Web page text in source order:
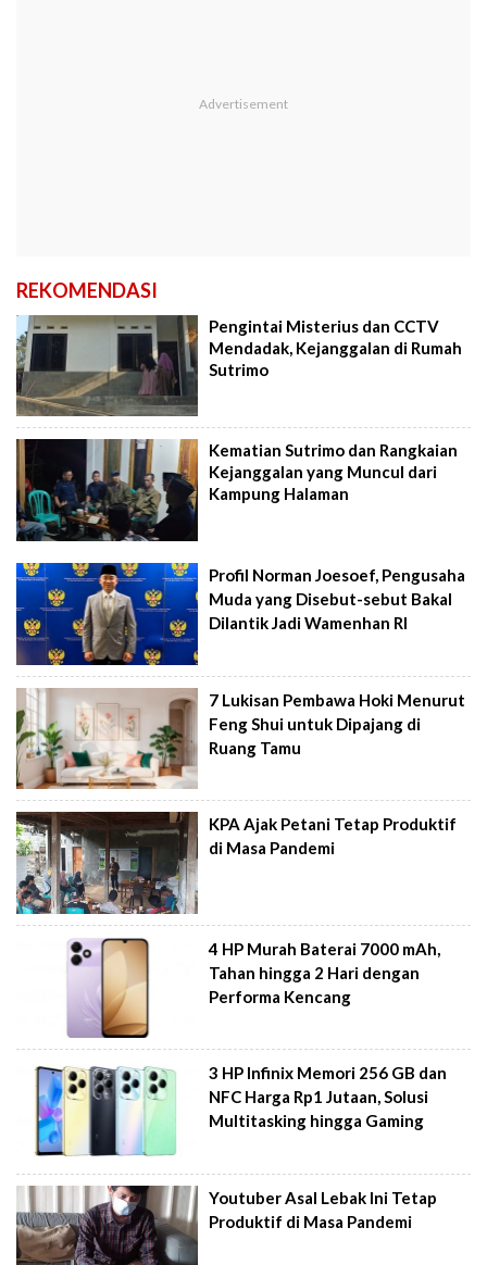
REKOMENDASI
Pengintai Misterius dan CCTV
Mendadak, Kejanggalan di Rumah
Sutrimo
Kematian Sutrimo dan Rangkaian
Kejanggalan yang Muncul dari
Kampung Halaman
Profil Norman Joesoef, Pengusaha
Muda yang Disebut-sebut Bakal
Dilantik Jadi Wamenhan RI
7 Lukisan Pembawa Hoki Menurut
Feng Shui untuk Dipajang di
Ruang Tamu
KPA Ajak Petani Tetap Produktif
di Masa Pandemi
4 HP Murah Baterai 7000 mAh,
Tahan hingga 2 Hari dengan
Performa Kencang
3 HP Infinix Memori 256 GB dan
NFC Harga Rp1 Jutaan, Solusi
Multitasking hingga Gaming
Youtuber Asal Lebak Ini Tetap
Produktif di Masa Pandemi